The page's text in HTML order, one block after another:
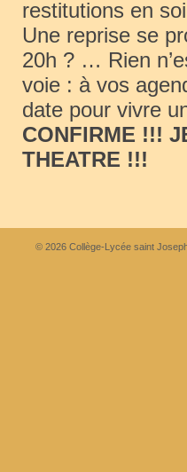
restitutions en
Une reprise se
20h ? … Rien
voie : à vos
date pour vivre
CONFIRME !!!
THEATRE !!!
© 2026 Collège-Lycée saint